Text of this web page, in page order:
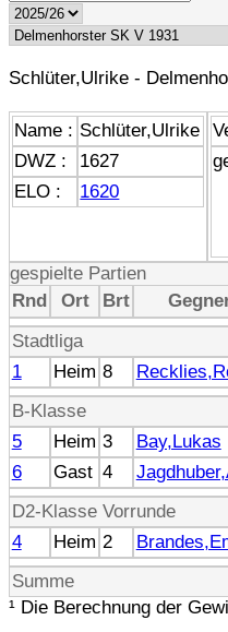
Schlüter,Ulrike -
Name : Schlüter,Ulrike
DWZ :
1627
ELO :
1620
gespielte Partien
Rnd
Ort Brt
Stadtliga
1
Heim 8
B-Klasse
5
Heim 3 Bay,Lukas
6
Gast 4
D2-Klasse Vorrunde
4
Heim 2
Summe
¹ Die Berechnung der